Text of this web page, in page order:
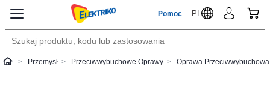
Pomoc PL
ElektrikoPrzemysł Przeciwwybuchowe Oprawy Oprawa